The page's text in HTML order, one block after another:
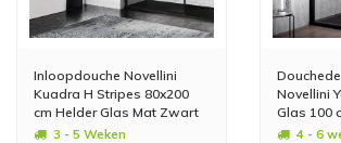
Inloopdouche Novellini
Kuadra H Stripes 80x200
cm Helder Glas Mat Zwart
Profiel3 - 5 Weken
Novellini
Glas 100
4 - 6